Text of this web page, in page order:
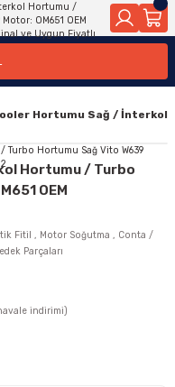
Elektrik
Buji Bobin Buji Kablosu
Marş Motoru
Hortumu Sağ / İnterkol
Hortumu / Turbo
OEM
Fitil , Motor Soğutma , Conta /
Parçaları
indirimi)